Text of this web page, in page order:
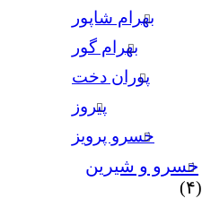
بهرام شاپور
بهرام گور
پوران دخت
پیروز
خسرو پرویز
خسرو و شیرین
(۴)